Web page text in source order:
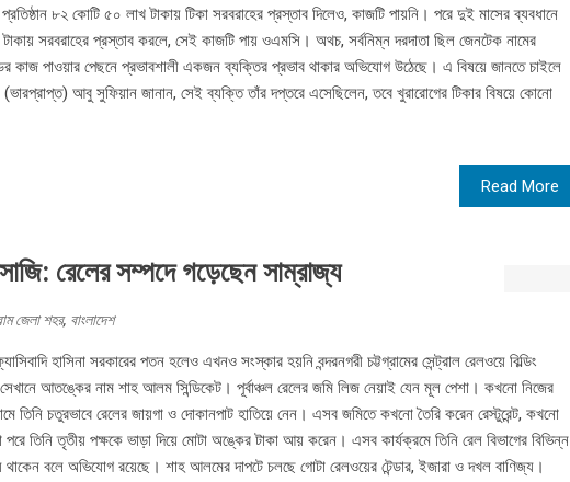
৮২ কোটি ৫০ লাখ টাকায় টিকা সরবরাহের প্রস্তাব দিলেও, কাজটি পায়নি। পরে দুই মাসের ব্যবধানে
সরবরাহের প্রস্তাব করলে, সেই কাজটি পায় ওএমসি। অথচ, সর্বনিম্ন দরদাতা ছিল জেনটেক নামের
কাজ পাওয়ার পেছনে প্রভাবশালী একজন ব্যক্তির প্রভাব থাকার অভিযোগ উঠেছে। এ বিষয়ে জানতে চাইলে
(ভারপ্রাপ্ত) আবু সুফিয়ান জানান, সেই ব্যক্তি তাঁর দপ্তরে এসেছিলেন, তবে খুরারোগের টিকার বিষয়ে কোনো
Read More
রেলের সম্পদে গড়েছেন সাম্রাজ্য
জেলা শহর, বাংলাদেশ
হাসিনা সরকারের পতন হলেও এখনও সংস্কার হয়নি বন্দরনগরী চট্টগ্রামের সেন্ট্রাল রেলওয়ে বিল্ডিং
আতঙ্কের নাম শাহ আলম সিন্ডিকেট। পূর্বাঞ্চল রেলের জমি লিজ নেয়াই যেন মূল পেশা। কখনো নিজের
তিনি চতুরভাবে রেলের জায়গা ও দোকানপাট হাতিয়ে নেন। এসব জমিতে কখনো তৈরি করেন রেস্টুরেন্ট, কখনো
তিনি তৃতীয় পক্ষকে ভাড়া দিয়ে মোটা অঙ্কের টাকা আয় করেন। এসব কার্যক্রমে তিনি রেল বিভাগের বিভিন্ন
থাকেন বলে অভিযোগ রয়েছে। শাহ আলমের দাপটে চলছে গোটা রেলওয়ের টেন্ডার, ইজারা ও দখল বাণিজ্য।